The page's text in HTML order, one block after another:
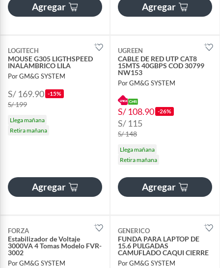
Agregar Agregar
LOGITECH
MOUSE G305 LIGTHSPEED
INALAMBRICO LILA
Por GM&G SYSTEM
S/ 169.90 -15%
S/ 199
Llega mañana
Retira mañana
Agregar
UGREEN
CABLE DE RED UTP CAT8
15MTS 40GBPS COD 30799
NW153
Por GM&G SYSTEM
S/ 108.90 -26%
S/ 115
S/ 148
Llega mañana
Retira mañana
Agregar
FORZA
Estabilizador de Voltaje
3000VA 4 Tomas Modelo FVR-
3002
Por GM&G SYSTEM
GENERICO
FUNDA PARA LAPTOP DE
15.6 PULGADAS
CAMUFLADO CAQUI CIERRE
Por GM&G SYSTEM